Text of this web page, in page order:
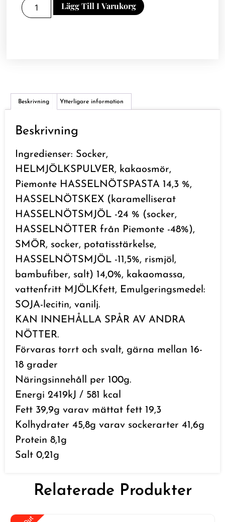
Lägg Till I Varukorg
Beskrivning Ytterligare information
Beskrivning
Ingredienser: Socker,
HELMJÖLKSPULVER, kakaosmör,
Piemonte HASSELNÖTSPASTA 14,3 %,
HASSELNÖTSKEX (karamelliserat
HASSELNÖTSMJÖL -24 % (socker,
HASSELNÖTTER från Piemonte -48%),
SMÖR, socker, potatisstärkelse,
HASSELNÖTSMJÖL -11,5%, rismjöl,
bambufiber, salt) 14,0%, kakaomassa,
vattenfritt MJÖLKfett, Emulgeringsmedel:
SOJA-lecitin, vanilj.
KAN INNEHÅLLA SPÅR AV ANDRA
NÖTTER.
Förvaras torrt och svalt, gärna mellan 16-
18 grader
Näringsinnehåll per 100g.
Energi 2419kJ / 581 kcal
Fett 39,9g varav mättat fett 19,3
Kolhydrater 45,8g varav sockerarter 41,6g
Protein 8,1g
Salt 0,21g
Relaterade Produkter